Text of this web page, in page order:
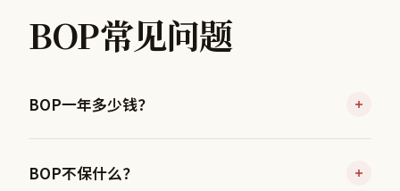
BOP常见问题
BOP一年多少钱？
(Insureon)。比分别购买一般责任保险和商业财产保险便
BOP不保什么？